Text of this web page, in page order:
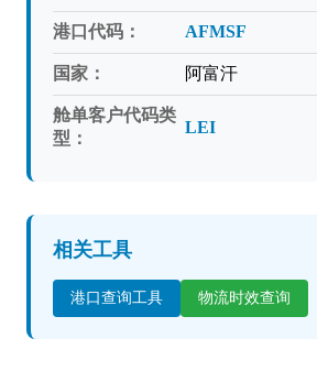
港口代码： AFMSF
国家： 阿富汗
舱单客户代码类
型：
LEI
相关工具
港口查询工具 物流时效查询